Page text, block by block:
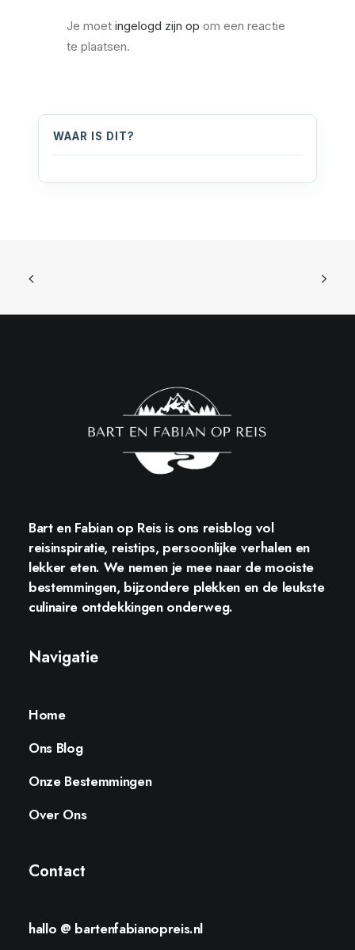
Je moet ingelogd zijn op om een reactie
te plaatsen.
WAAR IS DIT?
Bart en Fabian op Reisis ons reisblog vol
reisinspiratie, reistips, persoonlijke verhalen en
lekker eten. We nemen je mee naar de mooiste
bestemmingen, bijzondere plekken en de leukste
culinaire ontdekkingen onderweg.
Navigatie
Home
Ons Blog
Onze Bestemmingen
Over Ons
Contact
hallo @ bartenfabianopreis.nl